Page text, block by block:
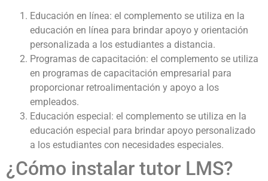
Educación en línea: el complemento se utiliza en la
educación en línea para brindar apoyo y orientación
personalizada a los estudiantes a distancia.
Programas de capacitación: el complemento se utiliza
en programas de capacitación empresarial para
proporcionar retroalimentación y apoyo a los
empleados.
Educación especial: el complemento se utiliza en la
educación especial para brindar apoyo personalizado
a los estudiantes con necesidades especiales.
¿Cómo instalar tutor LMS?